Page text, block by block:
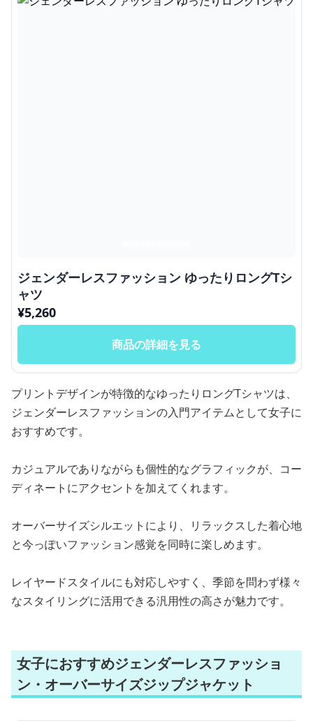
ジェンダーレスファッション ゆったりロングTシ
ャツ
¥5,260
商品の詳細を見る
プリントデザインが特徴的なゆったりロングTシャツは、
ジェンダーレスファッションの入門アイテムとして女子に
おすすめです。
カジュアルでありながらも個性的なグラフィックが、コー
ディネートにアクセントを加えてくれます。
オーバーサイズシルエットにより、リラックスした着心地
と今っぽいファッション感覚を同時に楽しめます。
レイヤードスタイルにも対応しやすく、季節を問わず様々
なスタイリングに活用できる汎用性の高さが魅力です。
女子におすすめジェンダーレスファッショ
ン・オーバーサイズジップジャケット